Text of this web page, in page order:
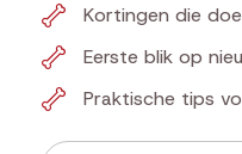
Kortingen die
Eerste blik op
Praktische tips